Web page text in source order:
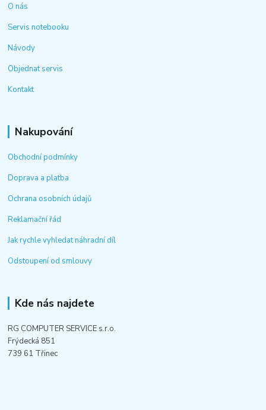
O nás
Servis notebooku
Návody
Objednat servis
Kontakt
Nakupování
Obchodní podmínky
Doprava a platba
Ochrana osobních údajů
Reklamační řád
Jak rychle vyhledat náhradní díl
Odstoupení od smlouvy
Kde nás najdete
RG COMPUTER SERVICE s.r.o.
Frýdecká 851
739 61 Třinec